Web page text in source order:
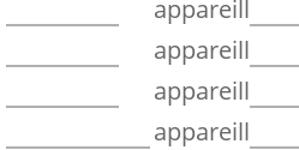
appareill
appareill
appareill
appareill